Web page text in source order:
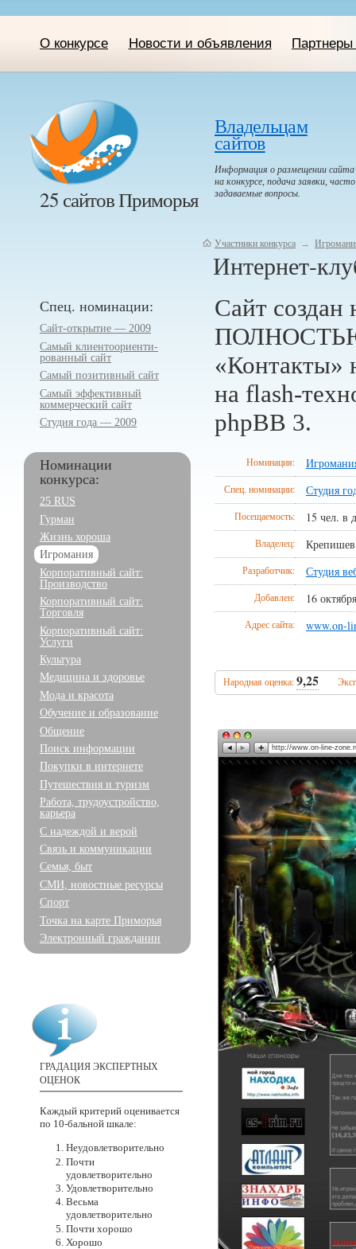
О конкурсе Новости и объявления Партнеры
25 сайтов Приморья
Владельцам
сайтов
Информация о размещении сайта
на конкурсе, подача заявки, часто
задаваемые вопросы.
Участники конкурса →
Интернет-
Спец. номинации:
Сайт-открытие — 2009
Самый клиентоориенти­
рованный сайт
Самый позитивный сайт
Самый эффективный
коммерческий сайт
Студия года — 2009
Номинации
конкурса:
25 RUS
Гурман
Жизнь хороша
Игромания
Корпоративный сайт:
Производство
Корпоративный сайт:
Торговля
Корпоративный сайт:
Услуги
Культура
Медицина и здоровье
Мода и красота
Обучение и образование
Общение
Поиск информации
Покупки в интернете
Путешествия и туризм
Работа, трудоустройство,
карьера
С надеждой и верой
Связь и коммуникации
Семья, быт
СМИ, новостные ресурсы
Спорт
Точка на карте Приморья
Электронный гражданин
ГРАДАЦИЯ ЭКСПЕРТНЫХ
ОЦЕНОК
Каждый критерий оценивается
по 10-бальной шкале:
Неудовлетворительно
Почти
удовлетворительно
Удовлетворительно
Весьма
удовлетворительно
Почти хорошо
Хорошо
Сайт создан
ПОЛНОСТЬЮ!
«Контакты»
на flash-
phpBB 3.
Номинация:
Спец. номинации: Студия
Посещаемость: 15 чел. в
Владелец:
Разработчик: Студия
Добавлен: 16
Адрес сайта: www.on-
Народная оценка:9,25
http://www.on-line-